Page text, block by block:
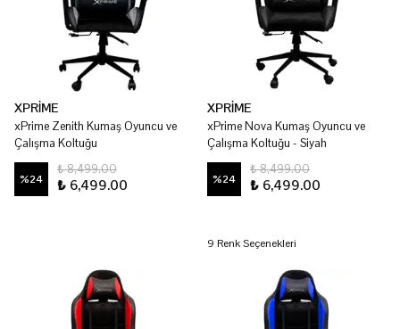
XPRİME
xPrime Zenith Kumaş Oyuncu ve
Çalışma Koltuğu
%24
₺ 8,499.00
₺ 6,499.00
XPRİME
xPrime Nova Kumaş Oyuncu ve
Çalışma Koltuğu - Siyah
%24
₺ 8,499.00
₺ 6,499.00
9 Renk Seçenekleri